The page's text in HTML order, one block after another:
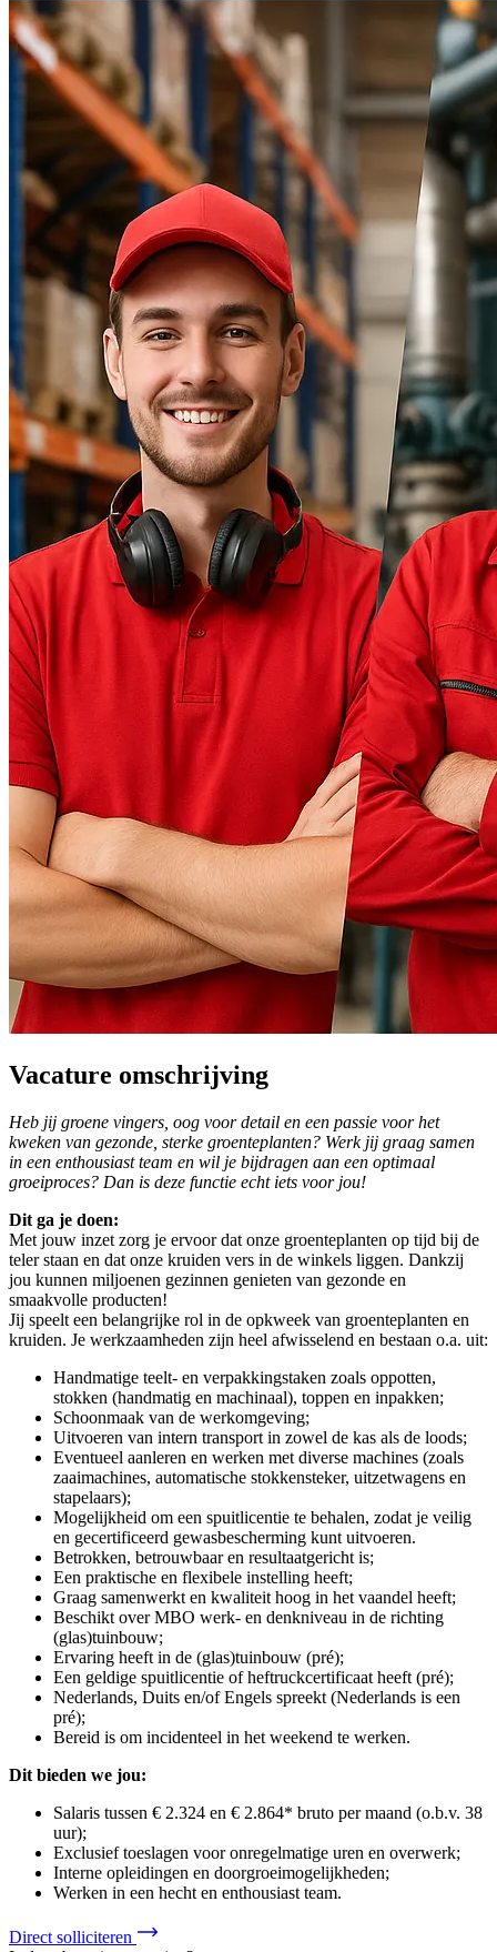
Vacature omschrijving
Heb jij groene vingers, oog voor detail en een passie voor het
kweken van gezonde, sterke groenteplanten? Werk jij graag samen
in een enthousiast team en wil je bijdragen aan een optimaal
groeiproces? Dan is deze functie echt iets voor jou!
Dit ga je doen:
Met jouw inzet zorg je ervoor dat onze groenteplanten op tijd bij de
teler staan en dat onze kruiden vers in de winkels liggen. Dankzij
jou kunnen miljoenen gezinnen genieten van gezonde en
smaakvolle producten!
Jij speelt een belangrijke rol in de opkweek van groenteplanten en
kruiden. Je werkzaamheden zijn heel afwisselend en bestaan o.a. uit:
Handmatige teelt- en verpakkingstaken zoals oppotten,
stokken (handmatig en machinaal), toppen en inpakken;
Schoonmaak van de werkomgeving;
Uitvoeren van intern transport in zowel de kas als de loods;
Eventueel aanleren en werken met diverse machines (zoals
zaaimachines, automatische stokkensteker, uitzetwagens en
stapelaars);
Mogelijkheid om een spuitlicentie te behalen, zodat je veilig
en gecertificeerd gewasbescherming kunt uitvoeren.
Betrokken, betrouwbaar en resultaatgericht is;
Een praktische en flexibele instelling heeft;
Graag samenwerkt en kwaliteit hoog in het vaandel heeft;
Beschikt over MBO werk- en denkniveau in de richting
(glas)tuinbouw;
Ervaring heeft in de (glas)tuinbouw (pré);
Een geldige spuitlicentie of heftruckcertificaat heeft (pré);
Nederlands, Duits en/of Engels spreekt (Nederlands is een
pré);
Bereid is om incidenteel in het weekend te werken.
Dit bieden we jou:
Salaris tussen € 2.324 en € 2.864* bruto per maand (o.b.v. 38
uur);
Exclusief toeslagen voor onregelmatige uren en overwerk;
Interne opleidingen en doorgroeimogelijkheden;
Werken in een hecht en enthousiast team.
Direct solliciteren